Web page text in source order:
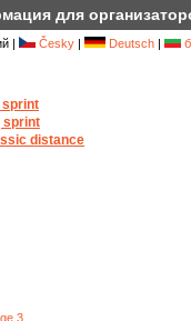
для
| Česky | Deutsch |
sprint
sprint
distance
3